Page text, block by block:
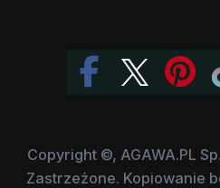
Copyright ©, AGAWA.PL
Zastrzeżone. Kopiowanie